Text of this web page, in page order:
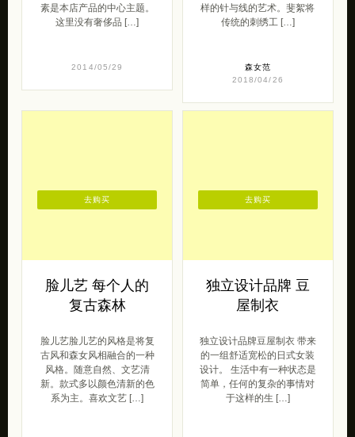
素是本店产品的中心主题。
这里没有奢侈品 […]
2014/05/29
样的针与线的艺术。斐絮将
传统的刺绣工 […]
森女范
2018/04/26
脸儿艺 每个人的
复古森林
脸儿艺脸儿艺的风格是将复
古风和森女风相融合的一种
风格。随意自然、文艺清
新。款式多以颜色清新的色
系为主。喜欢文艺 […]
去购买
独立设计品牌 豆
屋制衣
独立设计品牌豆屋制衣 带来
的一组舒适宽松的日式女装
设计。 生活中有一种状态是
简单，任何的复杂的事情对
于这样的生 […]
去购买